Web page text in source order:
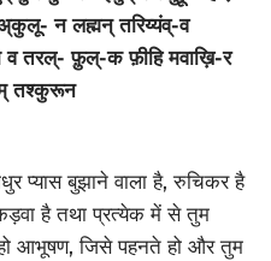
न लह्मन् तरिय्यंव्-व
तरल्- फ़ुल्-क फ़ीहि मवाख़ि-र
तश्कुरून
प्यास बुझाने वाला है, रुचिकर है
है तथा प्रत्येक में से तुम
आभूषण, जिसे पहनते हो और तुम